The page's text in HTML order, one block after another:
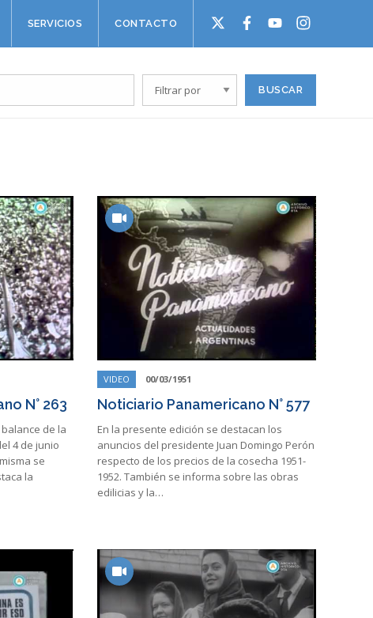
SERVICIOS CONTACTO
N° 263
de la
4 de junio
se
la
VIDEO 00/03/1951
Noticiario Panamericano N° 577
En la presente edición se destacan los
anuncios del presidente Juan Domingo Perón
respecto de los precios de la cosecha 1951-
1952. También se informa sobre las obras
edilicias y la…